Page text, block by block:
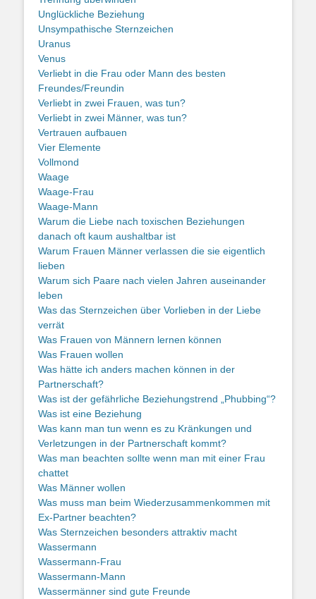
Unglückliche Beziehung
Unsympathische Sternzeichen
Uranus
Venus
Verliebt in die Frau oder Mann des besten
Freundes/Freundin
Verliebt in zwei Frauen, was tun?
Verliebt in zwei Männer, was tun?
Vertrauen aufbauen
Vier Elemente
Vollmond
Waage
Waage-Frau
Waage-Mann
Warum die Liebe nach toxischen Beziehungen
danach oft kaum aushaltbar ist
Warum Frauen Männer verlassen die sie eigentlich
lieben
Warum sich Paare nach vielen Jahren auseinander
leben
Was das Sternzeichen über Vorlieben in der Liebe
verrät
Was Frauen von Männern lernen können
Was Frauen wollen
Was hätte ich anders machen können in der
Partnerschaft?
Was ist der gefährliche Beziehungstrend „Phubbing“?
Was ist eine Beziehung
Was kann man tun wenn es zu Kränkungen und
Verletzungen in der Partnerschaft kommt?
Was man beachten sollte wenn man mit einer Frau
chattet
Was Männer wollen
Was muss man beim Wiederzusammenkommen mit
Ex-Partner beachten?
Was Sternzeichen besonders attraktiv macht
Wassermann
Wassermann-Frau
Wassermann-Mann
Wassermänner sind gute Freunde